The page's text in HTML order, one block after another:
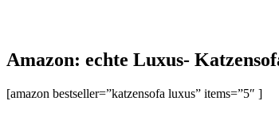
Amazon: echte Luxus-
[amazon bestseller=”katzensofa luxus” items=”5″ ]